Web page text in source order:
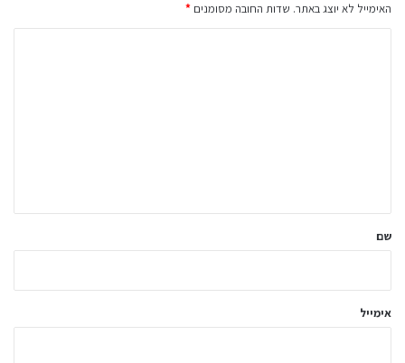
האימייל לא יוצג באתר. שדות החובה מסומנים *
ל
שם
אימייל